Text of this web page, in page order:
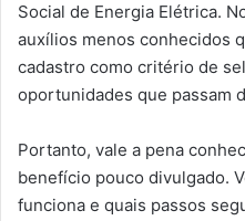
Social de Energia Elétrica.
auxílios menos conhecidos
cadastro como critério de
oportunidades que passam
Portanto, vale a pena
benefício pouco divulgado.
funciona e quais passos